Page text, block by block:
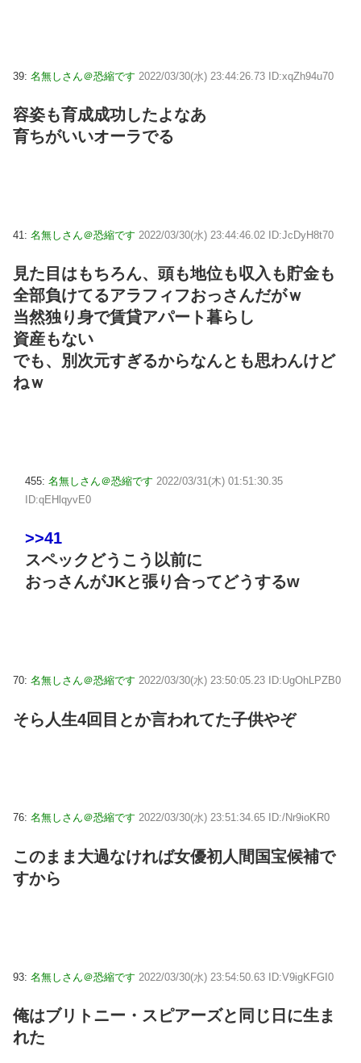
39: 名無しさん＠恐縮です 2022/03/30(水) 23:44:26.73 ID:xqZh94u70
容姿も育成成功したよなあ
育ちがいいオーラでる
41: 名無しさん＠恐縮です 2022/03/30(水) 23:44:46.02 ID:JcDyH8t70
見た目はもちろん、頭も地位も収入も貯金も
全部負けてるアラフィフおっさんだがｗ
当然独り身で賃貸アパート暮らし
資産もない
でも、別次元すぎるからなんとも思わんけど
ねｗ
455: 名無しさん＠恐縮です 2022/03/31(木) 01:51:30.35
ID:qEHlqyvE0
>>41
スペックどうこう以前に
おっさんがJKと張り合ってどうするw
70: 名無しさん＠恐縮です 2022/03/30(水) 23:50:05.23 ID:UgOhLPZB0
そら人生4回目とか言われてた子供やぞ
76: 名無しさん＠恐縮です 2022/03/30(水) 23:51:34.65 ID:/Nr9ioKR0
このまま大過なければ女優初人間国宝候補で
すから
93: 名無しさん＠恐縮です 2022/03/30(水) 23:54:50.63 ID:V9igKFGI0
俺はブリトニー・スピアーズと同じ日に生ま
れた